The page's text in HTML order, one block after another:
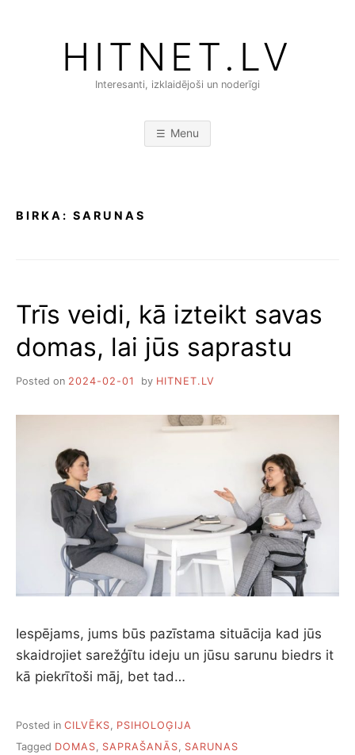
HITNET.LV
Interesanti, izklaidējoši un noderīgi
Menu
BIRKA: SARUNAS
Trīs veidi, kā izteikt savas
domas, lai jūs saprastu
Posted on 2024-02-01 by HITNET.LV
Iespējams, jums būs pazīstama situācija kad jūs
skaidrojiet sarežģītu ideju un jūsu sarunu biedrs it
kā piekrītoši māj, bet tad…
Posted in CILVĒKS, PSIHOLOĢIJA
Tagged DOMAS SAPRAŠANĀS
SARUNAS